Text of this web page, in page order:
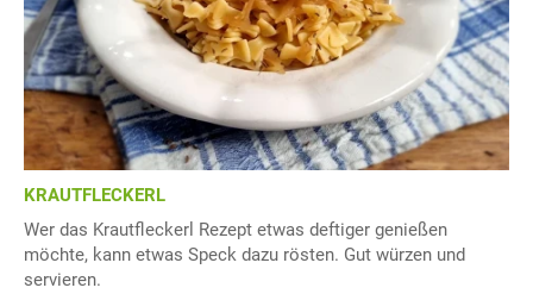
KRAUTFLECKERL
Wer das Krautfleckerl Rezept etwas deftiger genießen
möchte, kann etwas Speck dazu rösten. Gut würzen und
servieren.